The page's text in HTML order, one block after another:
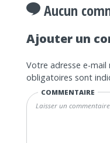
Aucun
Ajouter un
Votre adresse e-mail
obligatoires sont
COMMENTAIRE